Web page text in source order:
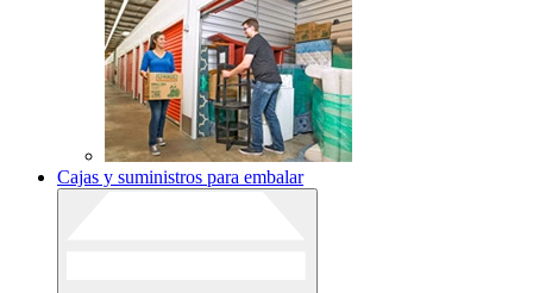
Cajas y suministros para embalar